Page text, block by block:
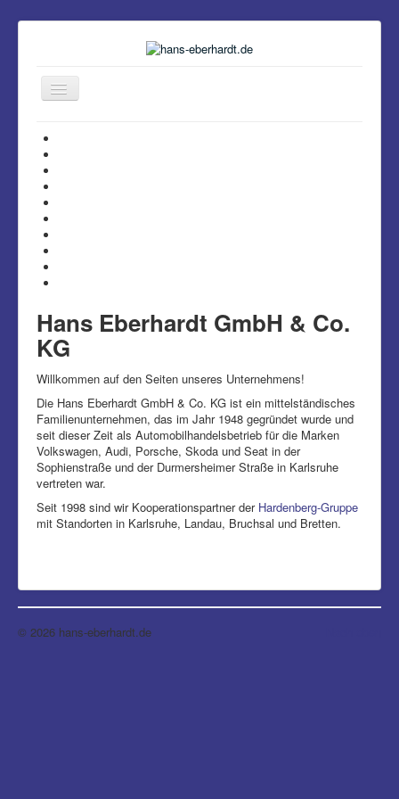
Navigation
an/aus
Hans Eberhardt GmbH & Co.
KG
Willkommen auf den Seiten unseres Unternehmens!
Die Hans Eberhardt GmbH & Co. KG ist ein mittelständisches
Familienunternehmen, das im Jahr 1948 gegründet wurde und
seit dieser Zeit als Automobilhandelsbetrieb für die Marken
Volkswagen, Audi, Porsche, Skoda und Seat in der
Sophienstraße und der Durmersheimer Straße in Karlsruhe
vertreten war.
Seit 1998 sind wir Kooperationspartner der Hardenberg-Gruppe
mit Standorten in Karlsruhe, Landau, Bruchsal und Bretten.
© 2026 hans-eberhardt.de